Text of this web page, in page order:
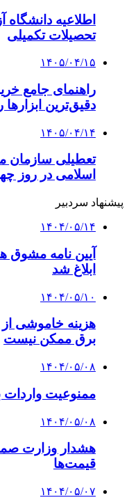
اطلاعیه دانشگاه
تحصیلات تکمیلی
۱۴۰۵/۰۴/۱۵
راهنمای جامع
دقیق‌ترین ابزارها
۱۴۰۵/۰۴/۱۴
تعطیلی سازمان
اسلامی در روز
پیشنهاد سردبیر
۱۴۰۴/۰۵/۱۴
آیین نامه مشوق
ابلاغ شد
۱۴۰۴/۰۵/۱۰
هزینه خاموشی
برق ممکن نیست
۱۴۰۴/۰۵/۰۸
ممنوعیت واردات
۱۴۰۴/۰۵/۰۸
هشدار وزارت
قیمت‌ها
۱۴۰۴/۰۵/۰۷